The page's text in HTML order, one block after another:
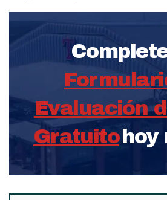
Evaluación
Gratuitohoy